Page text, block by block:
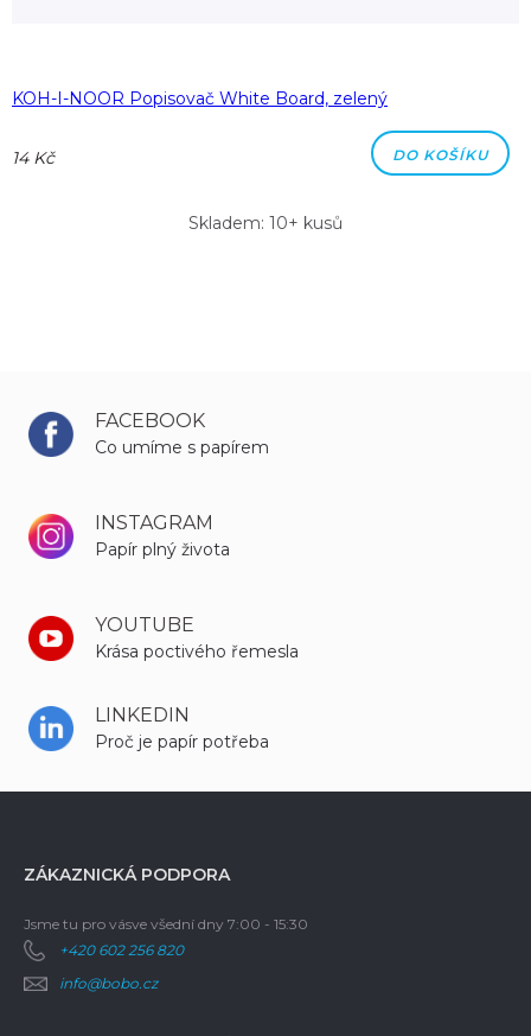
KOH-I-NOOR Popisovač White Board, zelený
14 Kč DO KOŠÍKU
Skladem: 10+ kusů
FACEBOOK
Co umíme s papírem
INSTAGRAM
Papír plný života
YOUTUBE
Krása poctivého řemesla
LINKEDIN
Proč je papír potřeba
ZÁKAZNICKÁ PODPORA
Jsme tu pro vásve všední dny 7:00 - 15:30
+420 602 256 820
info@bobo.cz